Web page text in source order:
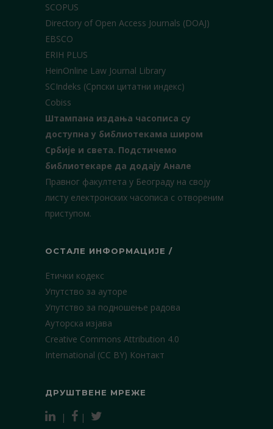
SCOPUS
Directory of Open Access Journals (DOAJ)
EBSCO
ERIH PLUS
HeinOnline Law Journal Library
SCIndeks (Српски цитатни индекс)
Cobiss
Штампана издања часописа су
доступна у библиотекама широм
Србије и света. Подстичемо
библиотекаре да додају Анале
Правног факултета у Београду на своју
листу електронских часописа с отвореним
приступом.
ОСТАЛЕ ИНФОРМАЦИЈЕ /
Етички кодекс
Упутство за ауторе
Упутство за подношење радова
Ауторска изјава
Creative Commons Attribution 4.0
International (CC BY) Контакт
ДРУШТВЕНЕ МРЕЖЕ
| |